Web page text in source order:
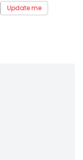
Update me